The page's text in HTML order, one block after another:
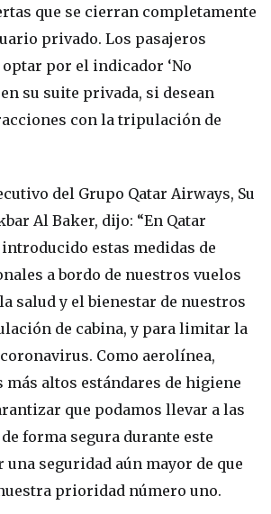
que se cierran completamente
privado. Los pasajeros
por el indicador ‘No
su suite privada, si desean
con la tripulación de
del Grupo Qatar Airways, Su
Al Baker, dijo: “En Qatar
estas medidas de
a bordo de nuestros vuelos
salud y el bienestar de nuestros
de cabina, y para limitar la
Como aerolínea,
más altos estándares de higiene
que podamos llevar a las
forma segura durante este
seguridad aún mayor de que
prioridad número uno.